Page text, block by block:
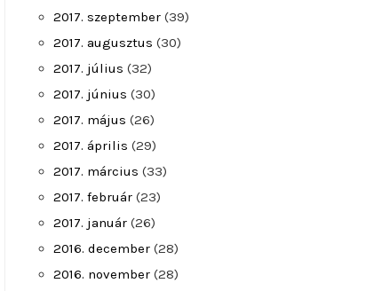
2017. szeptember (39)
2017. augusztus (30)
2017. július (32)
2017. június (30)
2017. május (26)
2017. április (29)
2017. március (33)
2017. február (23)
2017. január (26)
2016. december (28)
2016. november (28)